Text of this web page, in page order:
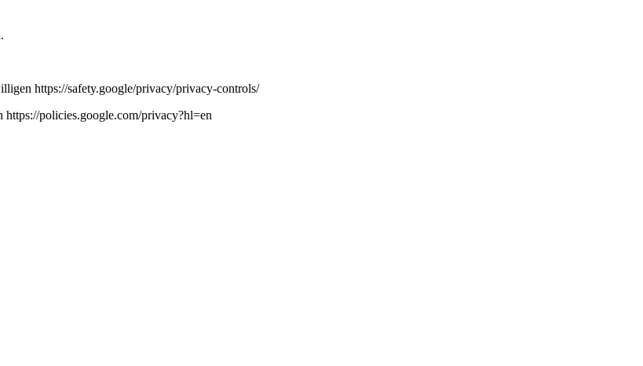
https://safety.google/privacy/privacy-controls/
https://policies.google.com/privacy?hl=en